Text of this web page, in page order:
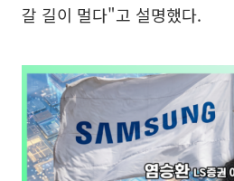
갈 길이 멀다"고 설명했다.